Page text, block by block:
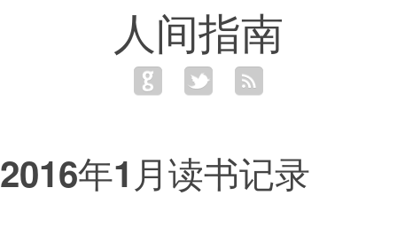
人间指南
2016年1月读书记录